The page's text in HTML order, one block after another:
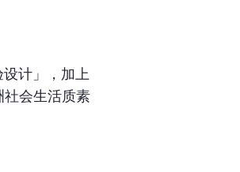
计」，加上
会生活质素